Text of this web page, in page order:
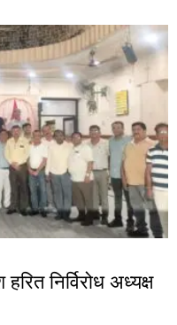
निर्विरोध अध्यक्ष